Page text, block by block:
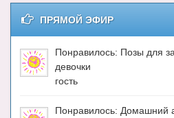
ПРЯМОЙ ЭФИР
Понравилось: Позы для
девочки
гость
Понравилось: Домашний